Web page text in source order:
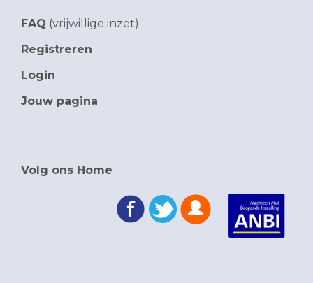
FAQ (vrijwillige inzet)
Registreren
Login
Jouw pagina
Volg ons Home